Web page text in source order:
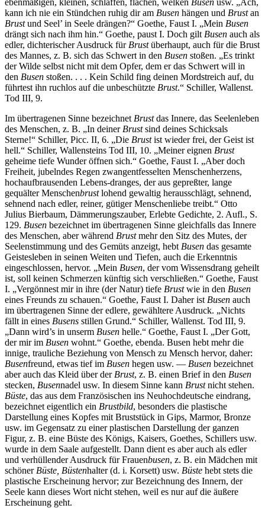
kann ich nie ein Stündchen ruhig dir am Busen hängen und Brustan
Brustund Seel’ in Seele drängen?“ Goethe, Faust I. „Mein Busen
drängt sich nach ihm hin.“ Goethe, paust I. Doch gilt Busen auch als
edler, dichterischer Ausdruck für Brustüberhaupt, auch für die Brust
des Mannes, z. B. sich das Schwert in den Busen stoßen. „Es trinkt
der Wilde selbst nicht mit dem Opfer, dem er das Schwert will in
den Busen stoßen. . . . Kein Schild fing deinen Mordstreich auf, du
führtest ihn ruchlos auf die unbeschützte Brust.“ Schiller, Wallenst.
Tod III, 9.
Im übertragenen Sinne bezeichnet Brustdas Innere, das Seelenleben
des Menschen, z. B. „In deiner Brustsind deines Schicksals
Sterne!“ Schiller, Picc. II, 6. „Die Brustist wieder frei, der Geist ist
hell.“ Schiller, Wallensteins Tod III, 10. „Meiner eignen Brust
geheime tiefe Wunder öffnen sich.“ Goethe, Faust I. „Aber doch
Freiheit, jubelndes Regen zwangentfesselten Menschenherzens,
hochaufbrausenden Lebens-dranges, der aus gepreßter, lange
gequälter Menschenbrustlohend gewaltig herausschlägt, sehnend,
sehnend nach edler, reiner, gütiger Menschenliebe treibt.“ Otto
Julius Bierbaum, Dämmerungszauber, Erlebte Gedichte, 2. Aufl., S.
129. Busen bezeichnet im übertragenen Sinne gleichfalls das Innere
des Menschen, aber während Brustmehr den Sitz des Mutes, der
Seelenstimmung und des Gemüts anzeigt, hebt Busen das gesamte
Geistesleben in seinen Weiten und Tiefen, auch die Erkenntnis
eingeschlossen, hervor. „Mein Busen, der vom Wissensdrang geheilt
ist, soll keinen Schmerzen künftig sich verschließen.“ Goethe, Faust
I. „Vergönnest mir in ihre (der Natur) tiefe Brustwie in den Busen
eines Freunds zu schauen.“ Goethe, Faust I. Daher ist Busen auch
im übertragenen Sinne der edlere, gewähltere Ausdruck. „Nichts
fällt in eines Busens stillen Grund.“ Schiller, Wallenst. Tod III, 9.
„Dann wird’s in unserm Busen helle.“ Goethe, Faust I. „Der Gott,
der mir im Busen wohnt.“ Goethe, ebenda. Busen hebt mehr die
innige, trauliche Beziehung von Mensch zu Mensch hervor, daher:
Busenfreund, etwas tief im Busen hegen usw. — Busen bezeichnet
aber auch das Kleid über der Brust, z. B. einen Brief in den Busen
stecken, Busennadel usw. In diesem Sinne kann Brustnicht stehen.
Büste, das aus dem Französischen ins Neuhochdeutsche eindrang,
bezeichnet eigentlich ein Brustbild, besonders die plastische
Darstellung eines Kopfes mit Bruststück in Gips, Marmor, Bronze
usw. im Gegensatz zu einer plastischen Darstellung der ganzen
Figur, z. B. eine Büste des Königs, Kaisers, Goethes, Schillers usw.
wurde in dem Saale aufgestellt. Dann dient es aber auch als edler
und verhüllender Ausdruck für Frauenbusen, z. B. ein Mädchen mit
schöner Büste, Büstenhalter (d. i. Korsett) usw. Büste hebt stets die
plastische Erscheinung hervor; zur Bezeichnung des Innern, der
Seele kann dieses Wort nicht stehen, weil es nur auf die äußere
Erscheinung geht.